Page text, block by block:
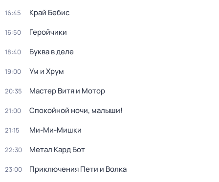
16:45 Край Бебис
16:50 Геройчики
18:40 Буква в деле
19:00 Ум и Хрум
20:35 Мастер Витя и Мотор
21:00 Спокойной ночи, малыши!
21:15 Ми-Ми-Мишки
22:30 Метал Кард Бот
23:00 Приключения Пети и Волка